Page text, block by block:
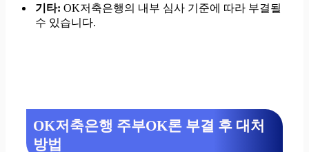
기타: OK저축은행의 내부 심사 기준에 따라 부결될
수 있습니다.
OK저축은행 주부OK론 부결 후 대처
방법